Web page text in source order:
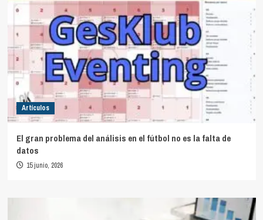
Artículos
El gran problema del análisis en el fútbol no es la falta de
datos
15 junio, 2026